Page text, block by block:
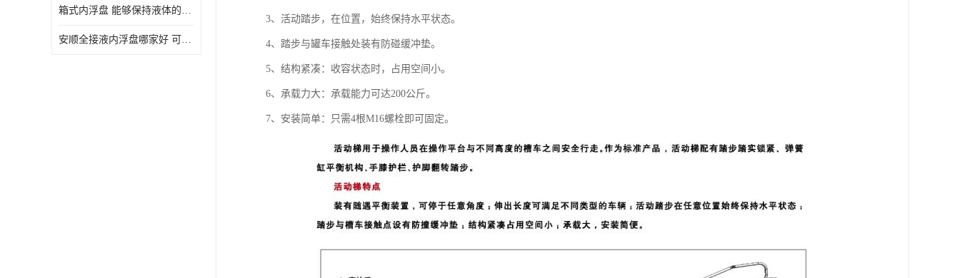
箱式内浮盘 能够保持液体的密闭状态 适用于多种液体储存和运输
安顺全接液内浮盘哪家好 可以自动上下浮动 密封性能好
3、活动踏步，在位置，始终保持水平状态。
4、踏步与罐车接触处装有防碰缓冲垫。
5、结构紧凑：收容状态时，占用空间小。
6、承载力大：承载能力可达200公斤。
7、安装简单：只需4根M16螺栓即可固定。